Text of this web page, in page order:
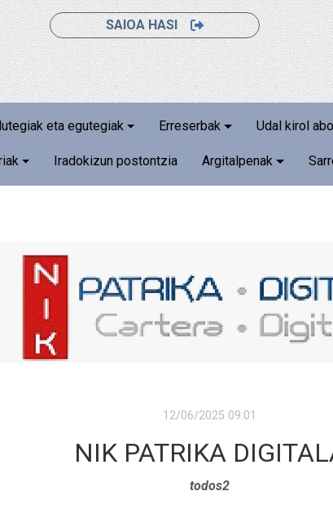
SAIOA HASI
eta egutegiak Erreserbak Udal kirol
Iradokizun postontzia Argitalpenak
12/06/2025 09:01
NIK PATRIKA
todos2